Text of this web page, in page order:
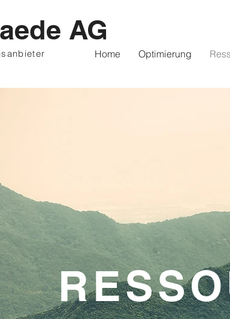
AG
Home Optimierung